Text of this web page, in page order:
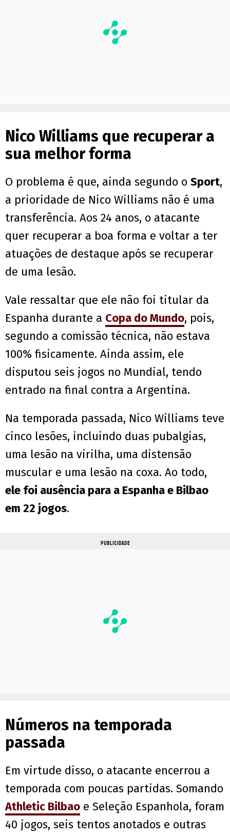
Nico Williams que recuperar a
sua melhor forma
O problema é que, ainda segundo o Sport,
a prioridade de Nico Williams não é uma
transferência. Aos 24 anos, o atacante
quer recuperar a boa forma e voltar a ter
atuações de destaque após se recuperar
de uma lesão.
Vale ressaltar que ele não foi titular da
Espanha durante a Copa do Mundo, pois,
segundo a comissão técnica, não estava
100% fisicamente. Ainda assim, ele
disputou seis jogos no Mundial, tendo
entrado na final contra a Argentina.
Na temporada passada, Nico Williams teve
cinco lesões, incluindo duas pubalgias,
uma lesão na virilha, uma distensão
muscular e uma lesão na coxa. Ao todo,
ele foi ausência para a Espanha e Bilbao
em 22 jogos.
PUBLICIDADE
Números na temporada
passada
Em virtude disso, o atacante encerrou a
temporada com poucas partidas. Somando
Athletic Bilbao e Seleção Espanhola, foram
40 jogos, seis tentos anotados e outras